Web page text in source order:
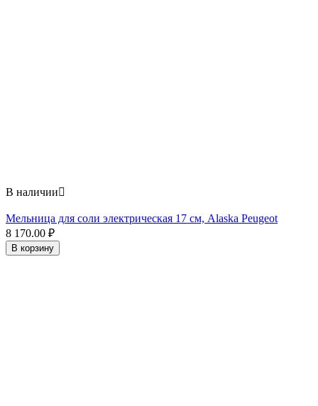
В наличии
Мельница для соли электрическая 17 см, Alaska Peugeot
8 170.00 ₽
В корзину